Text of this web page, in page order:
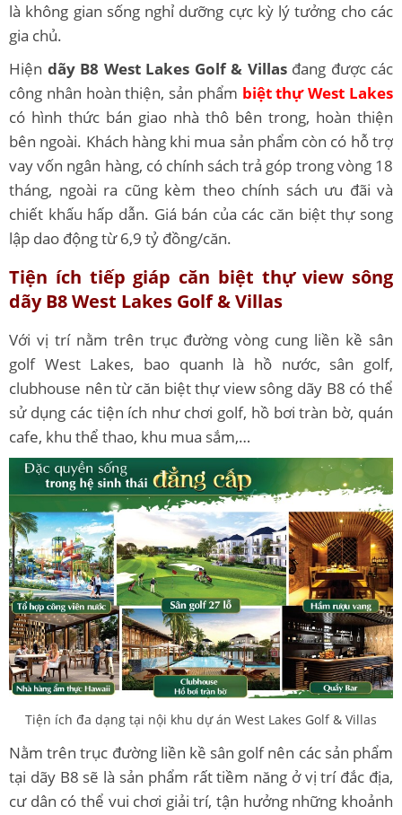
là không gian sống nghỉ dưỡng cực kỳ lý tưởng cho các
gia chủ.
Hiện dãy B8 West Lakes Golf & Villasđang được các
công nhân hoàn thiện, sản phẩm biệt thự West Lakes
có hình thức bán giao nhà thô bên trong, hoàn thiện
bên ngoài. Khách hàng khi mua sản phẩm còn có hỗ trợ
vay vốn ngân hàng, có chính sách trả góp trong vòng 18
tháng, ngoài ra cũng kèm theo chính sách ưu đãi và
chiết khấu hấp dẫn. Giá bán của các căn biệt thự song
lập dao động từ 6,9 tỷ đồng/căn.
Tiện ích tiếp giáp căn biệt thự view sông
dãy B8 West Lakes Golf & Villas
Với vị trí nằm trên trục đường vòng cung liền kề sân
golf West Lakes, bao quanh là hồ nước, sân golf,
clubhouse nên từ căn biệt thự view sông dãy B8 có thể
sử dụng các tiện ích như chơi golf, hồ bơi tràn bờ, quán
cafe, khu thể thao, khu mua sắm,…
Tiện ích đa dạng tại nội khu dự án West Lakes Golf & Villas
Nằm trên trục đường liền kề sân golf nên các sản phẩm
tại dãy B8 sẽ là sản phẩm rất tiềm năng ở vị trí đắc địa,
cư dân có thể vui chơi giải trí, tận hưởng những khoảnh